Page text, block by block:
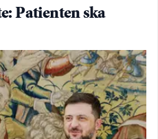
Patienten ska